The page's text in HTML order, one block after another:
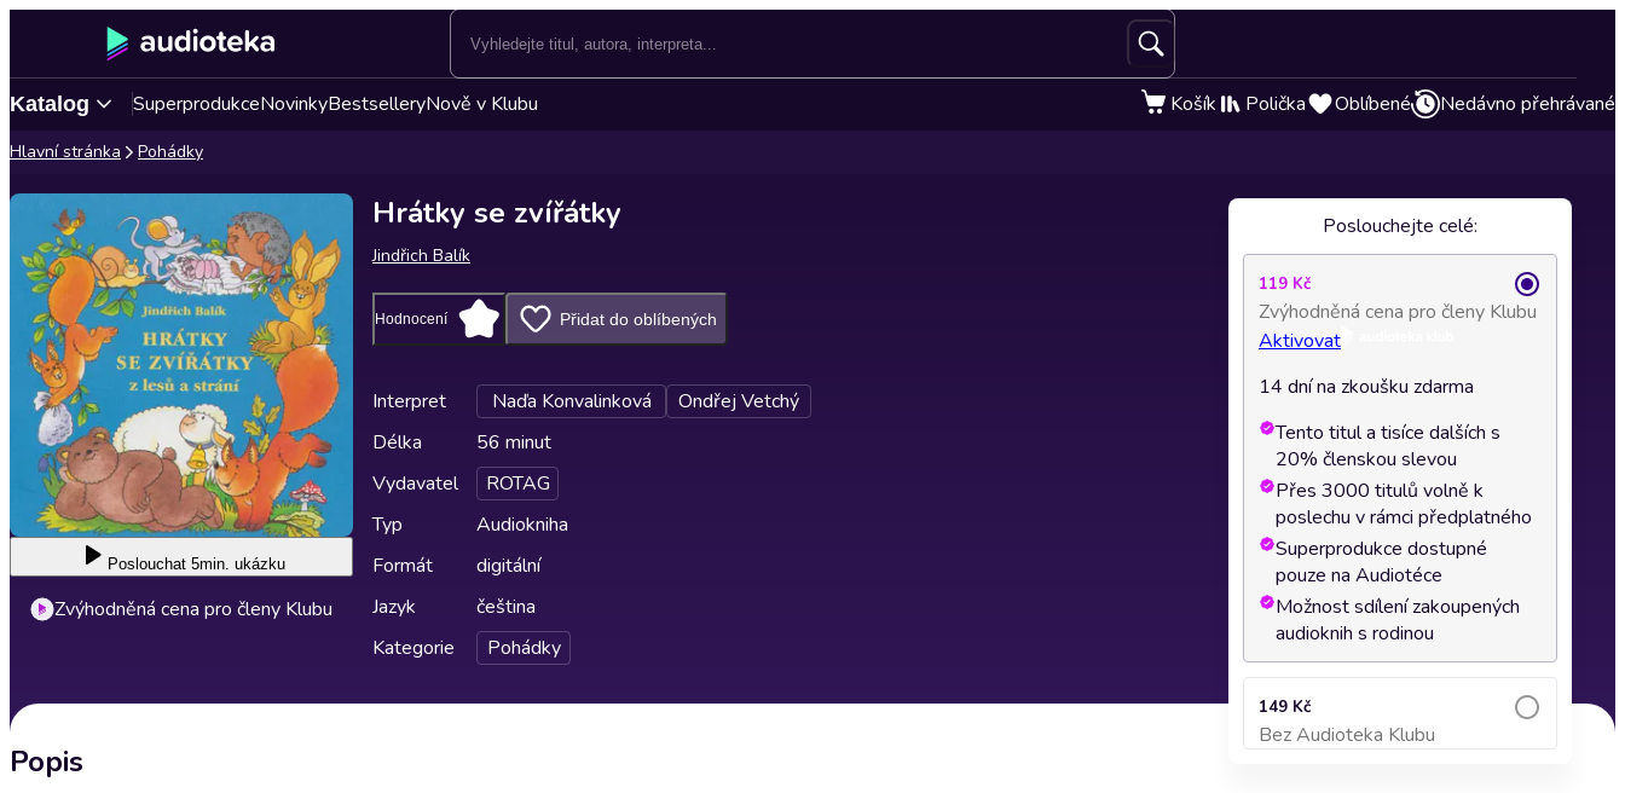
Katalog SuperprodukceNovinkyBestselleryNově v Klubu Košík Polička Oblíbené Nedávno přehrávané
Hlavní stránka Pohádky
Poslouchat 5min. ukázku
Zvýhodněná cena pro členy Klubu
Hrátky se zvířátky
Jindřich Balík
Hodnocení Přidat do oblíbených
Interpret Naďa Konvalinková
Ondřej Vetchý
Délka
56 minut
Vydavatel
ROTAG
Typ
Audiokniha
Formát
digitální
Jazyk
čeština
Kategorie
Pohádky
Popis
Poslouchejte celé:
119 Kč
Zvýhodněná cena pro členy Klubu
Aktivovat
14 dní na zkoušku zdarma
Tento titul a tisíce dalších s
20% členskou slevou
Přes 3000 titulů volně k
poslechu v rámci předplatného
Superprodukce dostupné
pouze na Audiotéce
Možnost sdílení zakoupených
audioknih s rodinou
149 Kč
Bez Audioteka Klubu
Přidat do košíku